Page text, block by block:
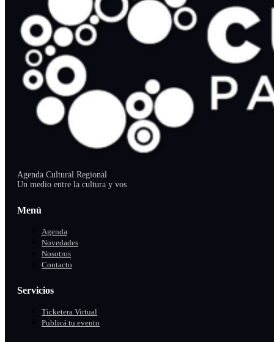
Agenda Cultural Regional
Un medio entre la cultura y vos
Menú
Agenda
Novedades
Nosotros
Contacto
Servicios
Ticketera Virtual
Publicá tu evento